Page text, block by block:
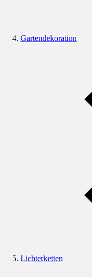
Gartendekoration
Lichterketten